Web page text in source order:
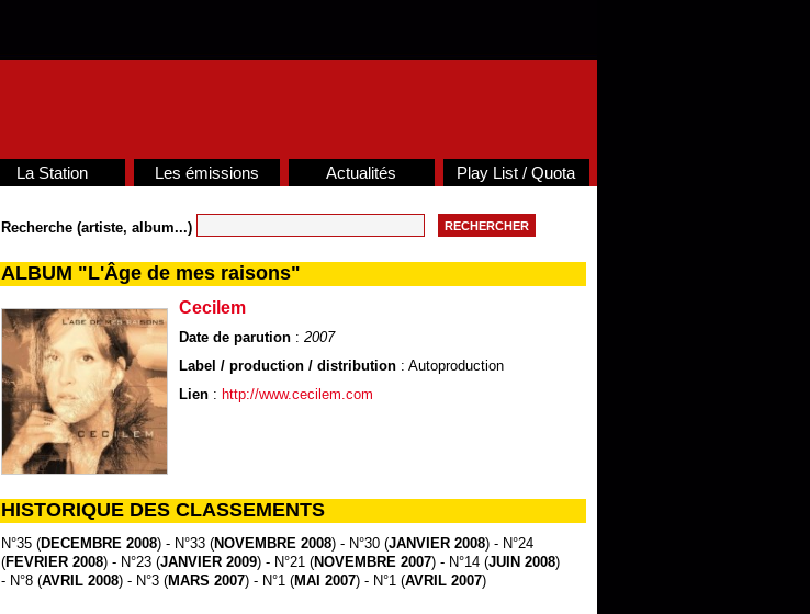
La Station Les émissions Actualités Play List / Quota
Recherche (artiste, album...)
ALBUM "L'Âge de mes raisons"
Cecilem
Date de parution: 2007
Label / production / distribution: Autoproduction
Lien: http://www.cecilem.com
HISTORIQUE DES CLASSEMENTS
N°35 (DECEMBRE 2008) - N°33 (NOVEMBRE 2008) - N°30 (JANVIER 2008) - N°24
(FEVRIER 2008) - N°23 (JANVIER 2009) - N°21 (NOVEMBRE 2007) - N°14 (JUIN 2008)
- N°8 (AVRIL 2008) - N°3 (MARS 2007) - N°1 (MAI 2007) - N°1 (AVRIL 2007)